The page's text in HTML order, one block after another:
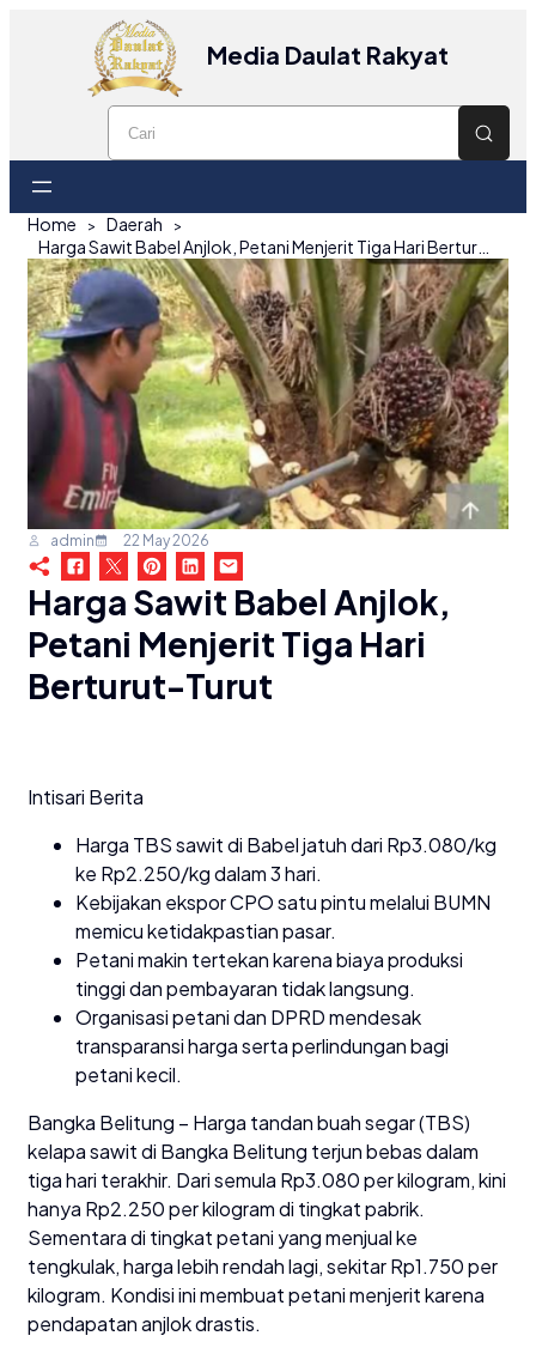
Media Daulat Rakyat
Home
Daerah
admin 22 May 2026
Harga Sawit Babel Anjlok,
Petani Menjerit Tiga Hari
Berturut-Turut
Intisari Berita
Harga TBS sawit di Babel jatuh dari Rp3.080/kg
ke Rp2.250/kg dalam 3 hari.
Kebijakan ekspor CPO satu pintu melalui BUMN
memicu ketidakpastian pasar.
Petani makin tertekan karena biaya produksi
tinggi dan pembayaran tidak langsung.
Organisasi petani dan DPRD mendesak
transparansi harga serta perlindungan bagi
petani kecil.
Bangka Belitung – Harga tandan buah segar (TBS)
kelapa sawit di Bangka Belitung terjun bebas dalam
tiga hari terakhir. Dari semula Rp3.080 per kilogram, kini
hanya Rp2.250 per kilogram di tingkat pabrik.
Sementara di tingkat petani yang menjual ke
tengkulak, harga lebih rendah lagi, sekitar Rp1.750 per
kilogram. Kondisi ini membuat petani menjerit karena
pendapatan anjlok drastis.